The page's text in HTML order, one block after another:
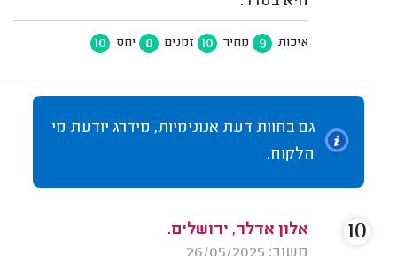
איכות 9 מחיר 10 זמנים 8 יחס 10
גם בחוות דעת אנונימיות, מידרג יודעת מי
הלקוח.
אלון אדלר, ירושלים.
10